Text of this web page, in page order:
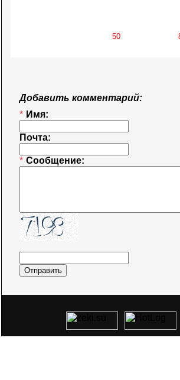
Добавить комментарий:
* Имя:
Почта:
* Сообщение: